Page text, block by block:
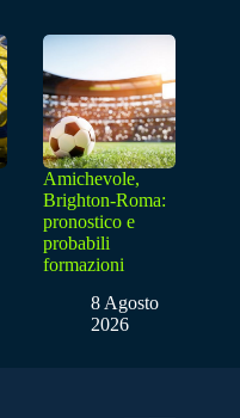
Amichevole,
Brighton-Roma:
pronostico e
probabili
formazioni
8 Agosto
2026